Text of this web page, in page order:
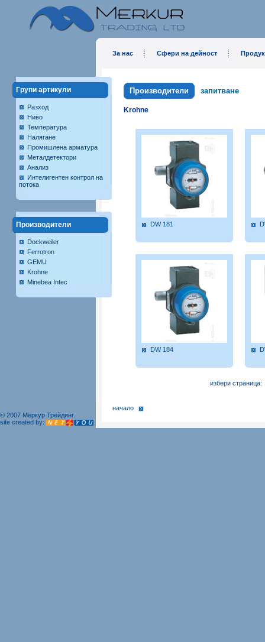
За нас Сфери на дейност
Групи артикули
Разход
Ниво
Температура
Налягане
Промишлена арматура
Металдетектори
Анализ
Интелигентен контрол на
потока
Производители
Dockweiler
Ferrotron
GEMU
Krohne
Minebea Intec
Производители запитване
Krohne
DW 181
DW 184
избери страница:
начало
© 2007 Меркур Трейдинг.
site created by: